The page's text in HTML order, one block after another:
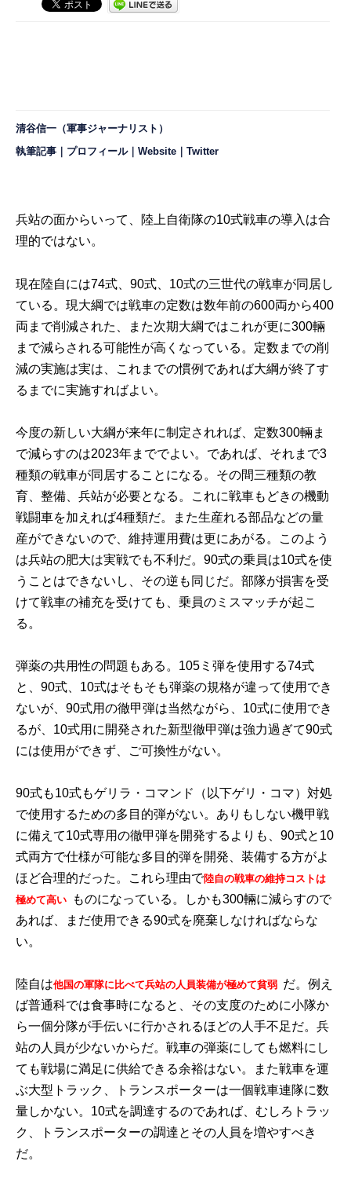
清谷信一（軍事ジャーナリスト）
執筆記事
プロフィール｜Website ｜Twitter
兵站の面からいって、陸上自衛隊の10式戦車の導入は合
理的ではない。
現在陸自には74式、90式、10式の三世代の戦車が同居し
ている。現大綱では戦車の定数は数年前の600両から400
両まで削減された、また次期大綱ではこれが更に300輛
まで減らされる可能性が高くなっている。定数までの削
減の実施は実は、これまでの慣例であれば大綱が終了す
るまでに実施すればよい。
今度の新しい大綱が来年に制定されれば、定数300輛ま
で減らすのは2023年まででよい。であれば、それまで3
種類の戦車が同居することになる。その間三種類の教
育、整備、兵站が必要となる。これに戦車もどきの機動
戦闘車を加えれば4種類だ。また生産れる部品などの量
産ができないので、維持運用費は更にあがる。このよう
は兵站の肥大は実戦でも不利だ。90式の乗員は10式を使
うことはできないし、その逆も同じだ。部隊が損害を受
けて戦車の補充を受けても、乗員のミスマッチが起こ
る。
弾薬の共用性の問題もある。105ミ弾を使用する74式
と、90式、10式はそもそも弾薬の規格が違って使用でき
ないが、90式用の徹甲弾は当然ながら、10式に使用でき
るが、10式用に開発された新型徹甲弾は強力過ぎて90式
には使用ができず、ご可換性がない。
90式も10式もゲリラ・コマンド
（以下ゲリ・コマ）対処
で使用するための多目的弾がない。ありもしない機甲戦
に備えて10式専用の徹甲弾を開発するよりも、90式と10
式両方で仕様が可能な多目的弾を開発、装備する方がよ
ほど合理的だった。これら理由で陸自の戦車の維持コストは
極めて高い
ものになっている。しかも300輛に減らすので
あれば、まだ使用できる90式を廃棄しなければならな
い。
陸自は他国の軍隊に比べて兵站の人員装備が極めて貧弱 だ。例え
ば普通科では食事時になると、その支度のために小隊か
ら一個分隊が手伝いに行かされるほどの人手不足だ。兵
站の人員が少ないからだ。戦車の弾薬にしても燃料にし
ても戦場に満足に供給できる余裕はない。また戦車を運
ぶ大型トラック、トランスポーターは一個戦車連隊に数
量しかない。10式を調達するのであれば、むしろトラッ
ク、トランスポーターの調達とその人員を増やすべき
だ。